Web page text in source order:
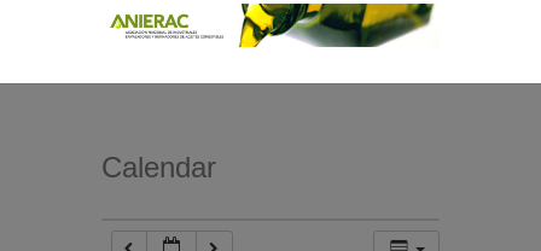
Calendar